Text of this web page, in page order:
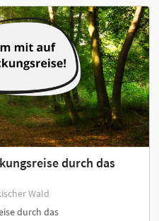
durch das
Wald
durch das